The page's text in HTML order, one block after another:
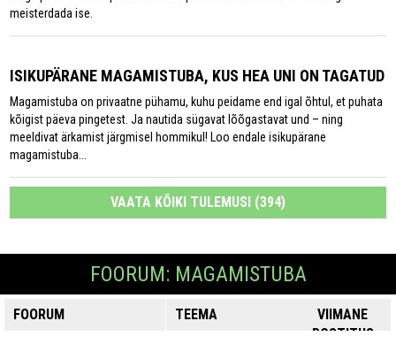
meisterdada ise.
ISIKUPÄRANE MAGAMISTUBA, KUS HEA UNI ON TAGATUD
Magamistuba on privaatne pühamu, kuhu peidame end igal õhtul, et puhata
kõigist päeva pingetest. Ja nautida sügavat lõõgastavat und – ning
meeldivat ärkamist järgmisel hommikul! Loo endale isikupärane
magamistuba...
VAATA KÕIKI TULEMUSI (394)
FOORUM: MAGAMISTUBA
FOORUM TEEMA
VIIMANE
POSTITUS